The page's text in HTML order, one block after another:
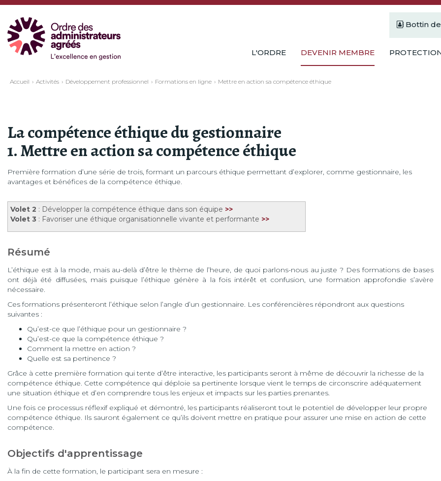
Bottin
L'ORDRE DEVENIR MEMBRE
Accueil Activités Développement professionnel Formations en ligne Mettre en action sa compétence éthique
La compétence éthique du gestionnaire
1. Mettre en action sa compétence éthique
Première formation d’une série de trois, formant un parcours éthique permettant d’explorer, comme gestionnaire, les
avantages et bénéfices de la compétence éthique.
Volet 2 : Développer la compétence éthique dans son équipe >>
Volet 3 : Favoriser une éthique organisationnelle vivante et performante >>
Résumé
L’éthique est à la mode, mais au-delà d’être le thème de l’heure, de quoi parlons-nous au juste ? Des formations de bases
ont déjà été diffusées, mais puisque l’éthique génère à la fois intérêt et confusion, une formation approfondie s’avère
nécessaire.
Ces formations présenteront l’éthique selon l’angle d’un gestionnaire. Les conférencières répondront aux questions
suivantes :
Qu’est-ce que l’éthique pour un gestionnaire ?
Qu’est-ce que la compétence éthique ?
Comment la mettre en action ?
Quelle est sa pertinence ?
Grâce à cette première formation qui tente d’être interactive, les participants seront à même de découvrir la richesse de la
compétence éthique. Cette compétence qui déploie sa pertinente lorsque vient le temps de circonscrire adéquatement
une situation éthique et d’en comprendre tous les enjeux et impacts sur les parties prenantes.
Une fois ce processus réflexif expliqué et démontré, les participants réaliseront tout le potentiel de développer leur propre
compétence éthique. Ils sauront également ce qu’ils doivent mettre en pratique pour assurer une mise en action de cette
compétence.
Objectifs d'apprentissage
À la fin de cette formation, le participant sera en mesure :